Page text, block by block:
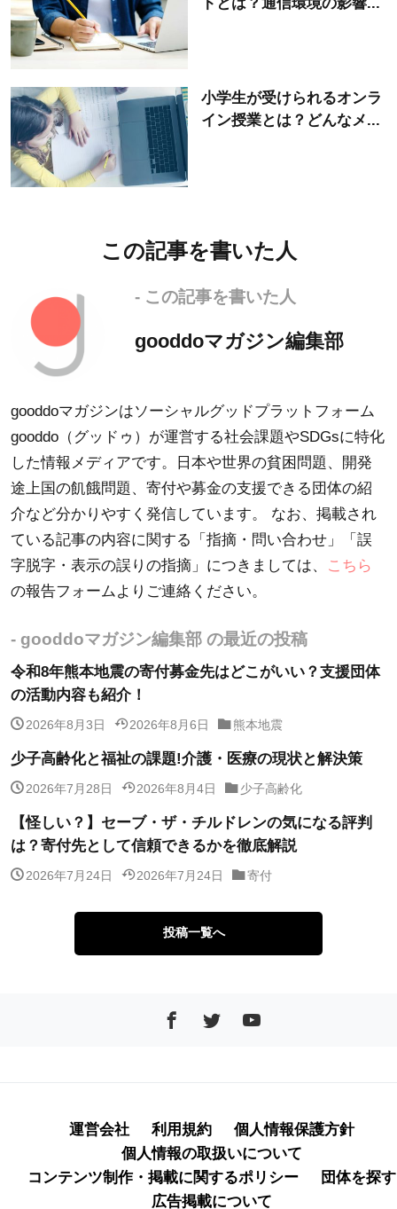
小学生が受けられるオンラ
イン授業とは？どんなメ...
この記事を書いた人
- この記事を書いた人
gooddoマガジン編集部
gooddoマガジンはソーシャルグッドプラットフォーム
gooddo（グッドゥ）が運営する社会課題やSDGsに特化
した情報メディアです。日本や世界の貧困問題、開発
途上国の飢餓問題、寄付や募金の支援できる団体の紹
介など分かりやすく発信しています。 なお、掲載され
ている記事の内容に関する「指摘・問い合わせ」「誤
字脱字・表示の誤りの指摘」につきましては、
こちら
の報告フォームよりご連絡ください。
- gooddoマガジン編集部 の最近の投稿
令和8年熊本地震の寄付募金先はどこがいい？支援団体
の活動内容も紹介！
2026年8月3日 2026年8月6日 熊本地震
少子高齢化と福祉の課題!介護・医療の現状と解決策
2026年7月28日 2026年8月4日 少子高齢化
【怪しい？】セーブ・ザ・チルドレンの気になる評判
は？寄付先として信頼できるかを徹底解説
2026年7月24日 2026年7月24日 寄付
投稿一覧へ
運営会社 利用規約
個人情報保護方針
個人情報の取扱いについて
コンテンツ制作・掲載に関するポリシー
団体を探す
広告掲載について